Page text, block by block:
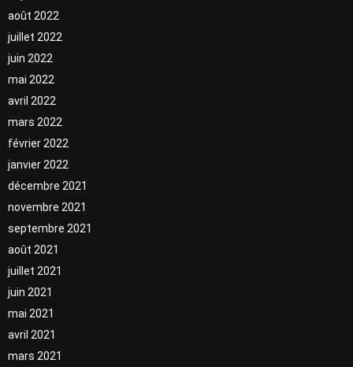
août 2022
juillet 2022
juin 2022
mai 2022
avril 2022
mars 2022
février 2022
janvier 2022
décembre 2021
novembre 2021
septembre 2021
août 2021
juillet 2021
juin 2021
mai 2021
avril 2021
mars 2021